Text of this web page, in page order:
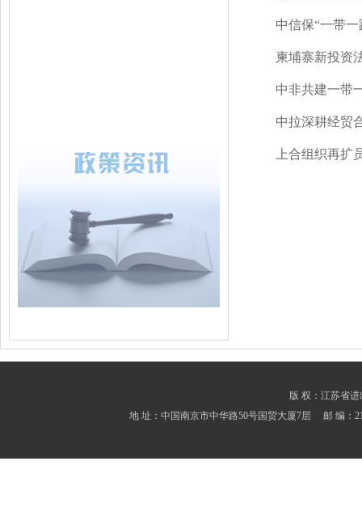
中信保“一带
柬埔寨新投资
中非共建一带
中拉深耕经贸
上合组织再扩
版 权：江苏省
地 址：中国南京市中华路50号国贸大厦7层 邮 编：